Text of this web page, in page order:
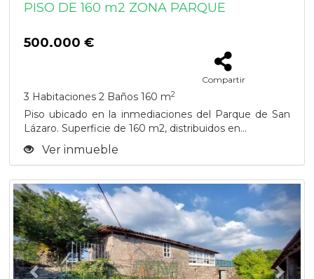
PISO DE 160 m2 ZONA PARQUE
500.000 €
Compartir
3 Habitaciones 2 Baños 160 m2
Piso ubicado en la inmediaciones del Parque de San
Lázaro. Superficie de 160 m2, distribuidos en...
Ver inmueble
Previous Next